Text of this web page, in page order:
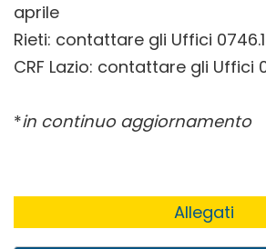
aprile
Rieti: contattare gli Uffici
CRF Lazio: contattare gli Uffici
*in continuo aggiornamento
Allegati